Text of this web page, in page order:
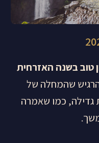
טוב בשנה האזרחית
הרגיש שהמחלה של
גדילה, כמו שאמרה